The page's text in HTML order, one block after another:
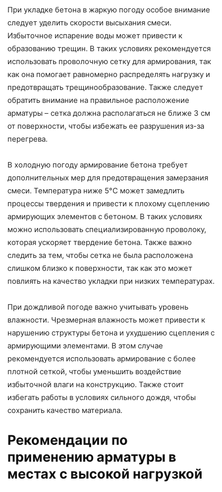
При укладке бетона в жаркую погоду особое внимание
следует уделить скорости высыхания смеси.
Избыточное испарение воды может привести к
образованию трещин. В таких условиях рекомендуется
использовать проволочную сетку для армирования, так
как она помогает равномерно распределять нагрузку и
предотвращать трещинообразование. Также следует
обратить внимание на правильное расположение
арматуры – сетка должна располагаться не ближе 3 см
от поверхности, чтобы избежать ее разрушения из-за
перегрева.
В холодную погоду армирование бетона требует
дополнительных мер для предотвращения замерзания
смеси. Температура ниже 5°C может замедлить
процессы твердения и привести к плохому сцеплению
армирующих элементов с бетоном. В таких условиях
можно использовать специализированную проволоку,
которая ускоряет твердение бетона. Также важно
следить за тем, чтобы сетка не была расположена
слишком близко к поверхности, так как это может
повлиять на качество укладки при низких температурах.
При дождливой погоде важно учитывать уровень
влажности. Чрезмерная влажность может привести к
нарушению структуры бетона и ухудшению сцепления с
армирующими элементами. В этом случае
рекомендуется использовать армирование с более
плотной сеткой, чтобы уменьшить воздействие
избыточной влаги на конструкцию. Также стоит
избегать работы в условиях сильного дождя, чтобы
сохранить качество материала.
Рекомендации по
применению арматуры в
местах с высокой нагрузкой